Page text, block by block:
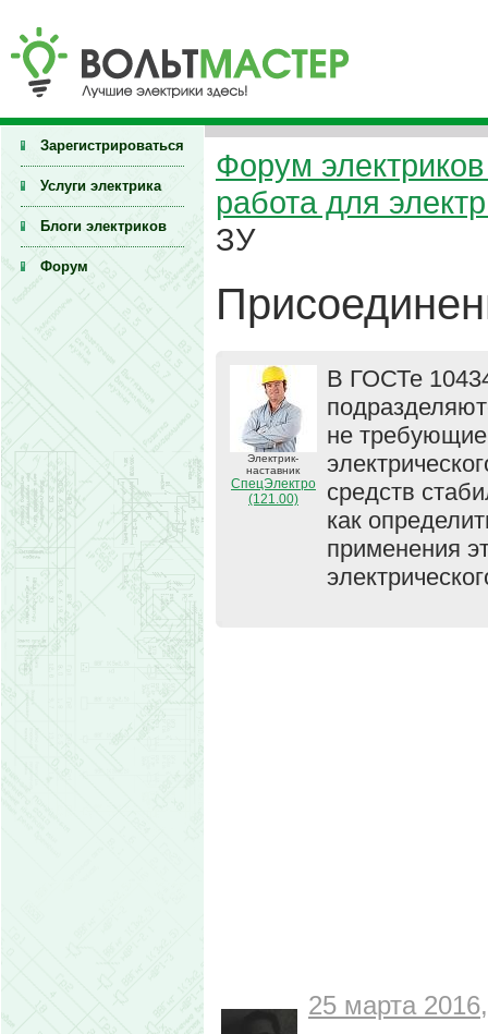
Зарегистрироваться
Услуги электрика
Блоги электриков
Форум
Форум электриков
работа для
ЗУ
Электрик-
наставник
СпецЭлектро
(121.00)
В ГОСТе
не
средств
как
применения
25 марта